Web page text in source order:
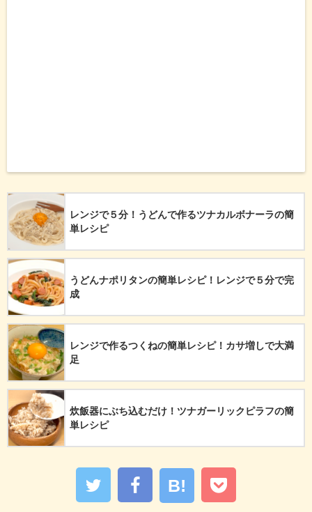
レンジで５分！うどんで作るツナカルボナーラの簡
単レシピ
うどんナポリタンの簡単レシピ！レンジで５分で完
成
レンジで作るつくねの簡単レシピ！カサ増しで大満
足
炊飯器にぶち込むだけ！ツナガーリックピラフの簡
単レシピ
B!